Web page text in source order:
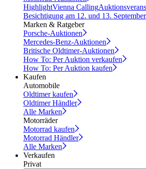
HighlightVienna Calling
Besichtigung am 12. und 13. September
Marken & Ratgeber
Porsche-Auktionen
Mercedes-Benz-Auktionen
Britische Oldtimer-Auktionen
How To: Per Auktion verkaufen
How To: Per Auktion kaufen
Kaufen
Automobile
Oldtimer kaufen
Oldtimer Händler
Alle Marken
Motorräder
Motorrad kaufen
Motorrad Händler
Alle Marken
Verkaufen
Privat